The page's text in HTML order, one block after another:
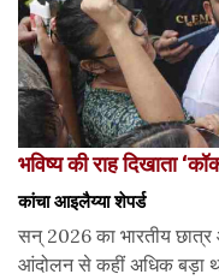
भविष्य की राह दिखाता
कांचा आइलैय्या शेपर्ड
सन् 2026 का भारतीय
आंदोलन से कहीं अधिक बड़ा